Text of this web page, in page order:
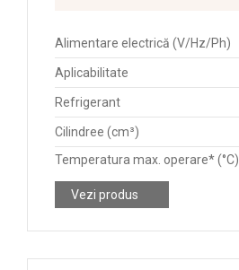
Alimentare electrică (V/Hz/Ph)
Aplicabilitate
Refrigerant
Cilindree (cm³)
Temperatura max. operare* (°C)
Vezi produs